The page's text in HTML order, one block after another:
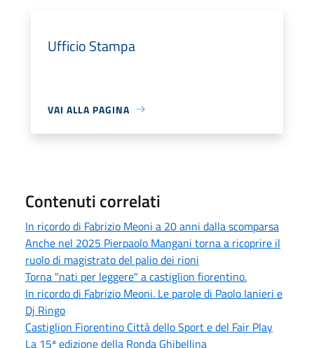
Ufficio Stampa
VAI ALLA PAGINA
Contenuti correlati
In ricordo di Fabrizio Meoni a 20 anni dalla scomparsa
Anche nel 2025 Pierpaolo Mangani torna a ricoprire il
ruolo di magistrato del palio dei rioni
Torna "nati per leggere" a castiglion fiorentino.
In ricordo di Fabrizio Meoni. Le parole di Paolo Ianieri e
Dj Ringo
Castiglion Fiorentino Città dello Sport e del Fair Play
La 15ª edizione della Ronda Ghibellina